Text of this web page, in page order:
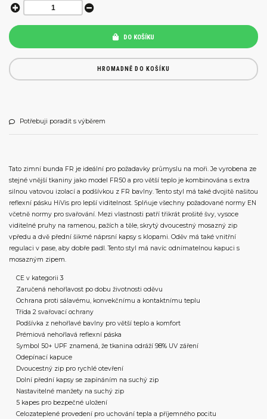
DO KOŠÍKU
HROMADNĚ DO KOŠÍKU
Potřebuji poradit s výběrem
Tato zimní bunda FR je ideální pro požadavky průmyslu na moři. Je vyrobena ze
stejné vnější tkaniny jako model FR50 a pro větší teplo je kombinována s extra
silnou vatovou izolací a podšívkou z FR bavlny. Tento styl má také dvojitě našitou
reflexní pásku HiVis pro lepší viditelnost. Splňuje všechny požadované normy EN
včetně normy pro svařování. Mezi vlastnosti patří třikrát prošité švy, vysoce
viditelné pruhy na ramenou, pažích a těle, skrytý dvoucestný mosazný zip
vpředu a dvě přední šikmé náprsní kapsy s klopami. Oděv má také vnitřní
regulaci v pase, aby dobře padl. Tento styl má navíc odnímatelnou kapuci s
mosazným zipem.
CE v kategorii 3
Zaručená nehořlavost po dobu životnosti oděvu
Ochrana proti sálavému, konvekčnímu a kontaktnímu teplu
Třída 2 svařovací ochrany
Podšívka z nehořlavé bavlny pro větší teplo a komfort
Prémiová nehořlavá reflexní páska
Symbol 50+ UPF znamená, že tkanina odráží 98% UV záření
Odepínací kapuce
Dvoucestný zip pro rychlé otevření
Dolní přední kapsy se zapínáním na suchý zip
Nastavitelné manžety na suchý zip
5 kapes pro bezpečné uložení
Celozateplené provedení pro uchování tepla a příjemného pocitu